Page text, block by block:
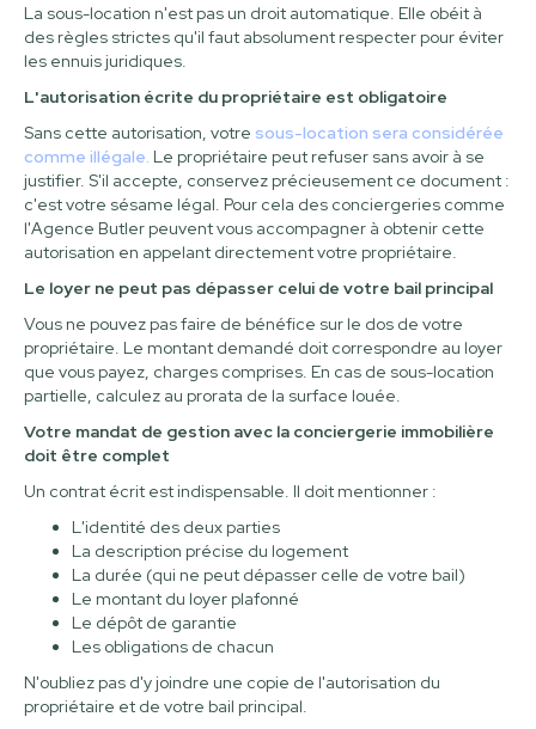
La sous-location n'est pas un droit automatique. Elle obéit à
des règles strictes qu'il faut absolument respecter pour éviter
les ennuis juridiques.
L'autorisation écrite du propriétaire est obligatoire
Sans cette autorisation, votre sous-location sera considérée
comme illégale. Le propriétaire peut refuser sans avoir à se
justifier. S'il accepte, conservez précieusement ce document :
c'est votre sésame légal. Pour cela des conciergeries comme
l'Agence Butler peuvent vous accompagner à obtenir cette
autorisation en appelant directement votre propriétaire.
Le loyer ne peut pas dépasser celui de votre bail principal
Vous ne pouvez pas faire de bénéfice sur le dos de votre
propriétaire. Le montant demandé doit correspondre au loyer
que vous payez, charges comprises. En cas de sous-location
partielle, calculez au prorata de la surface louée.
Votre mandat de gestion avec la conciergerie immobilière
doit être complet
Un contrat écrit est indispensable. Il doit mentionner :
L'identité des deux parties
La description précise du logement
La durée (qui ne peut dépasser celle de votre bail)
Le montant du loyer plafonné
Le dépôt de garantie
Les obligations de chacun
N'oubliez pas d'y joindre une copie de l'autorisation du
propriétaire et de votre bail principal.